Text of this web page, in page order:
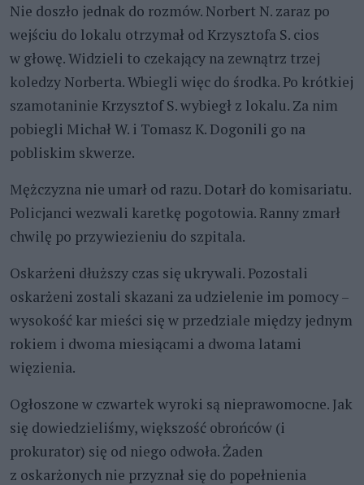
Nie doszło jednak do rozmów. Norbert N. zaraz po
wejściu do lokalu otrzymał od Krzysztofa S. cios
w głowę. Widzieli to czekający na zewnątrz trzej
koledzy Norberta. Wbiegli więc do środka. Po krótkiej
szamotaninie Krzysztof S. wybiegł z lokalu. Za nim
pobiegli Michał W. i Tomasz K. Dogonili go na
pobliskim skwerze.
Mężczyzna nie umarł od razu. Dotarł do komisariatu.
Policjanci wezwali karetkę pogotowia. Ranny zmarł
chwilę po przywiezieniu do szpitala.
Oskarżeni dłuższy czas się ukrywali. Pozostali
oskarżeni zostali skazani za udzielenie im pomocy –
wysokość kar mieści się w przedziale między jednym
rokiem i dwoma miesiącami a dwoma latami
więzienia.
Ogłoszone w czwartek wyroki są nieprawomocne. Jak
się dowiedzieliśmy, większość obrońców (i
prokurator) się od niego odwoła. Żaden
z oskarżonych nie przyznał się do popełnienia